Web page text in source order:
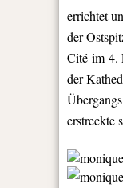
errichtet
der
Cité im 4.
der
erstreckte